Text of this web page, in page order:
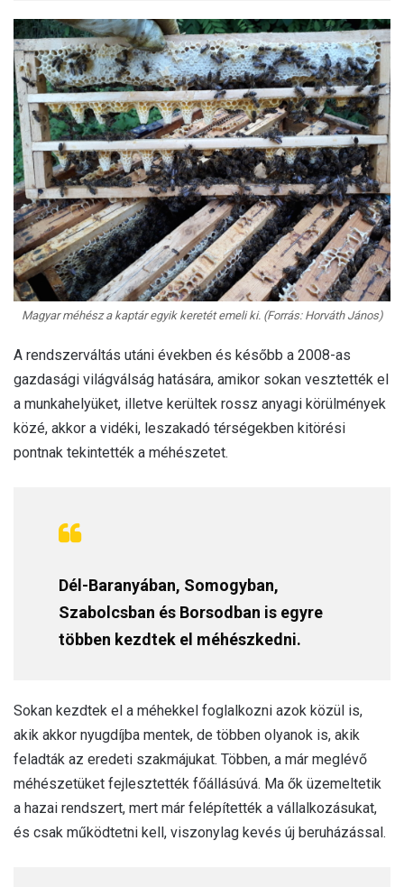
Magyar méhész a kaptár egyik keretét emeli ki. (Forrás: Horváth János)
A rendszerváltás utáni években és később a 2008-as
gazdasági világválság hatására, amikor sokan vesztették el
a munkahelyüket, illetve kerültek rossz anyagi körülmények
közé, akkor a vidéki, leszakadó térségekben kitörési
pontnak tekintették a méhészetet.
Dél-Baranyában, Somogyban,
Szabolcsban és Borsodban is egyre
többen kezdtek el méhészkedni.
Sokan kezdtek el a méhekkel foglalkozni azok közül is,
akik akkor nyugdíjba mentek, de többen olyanok is, akik
feladták az eredeti szakmájukat. Többen, a már meglévő
méhészetüket fejlesztették főállásúvá. Ma ők üzemeltetik
a hazai rendszert, mert már felépítették a vállalkozásukat,
és csak működtetni kell, viszonylag kevés új beruházással.